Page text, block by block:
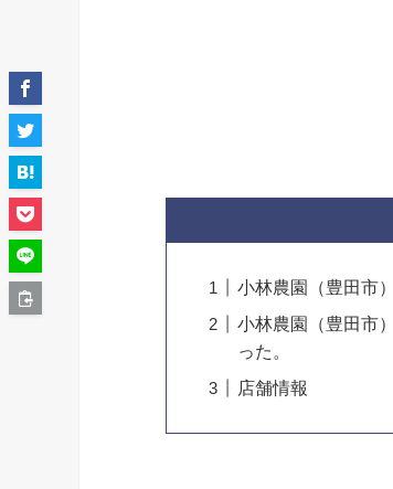
小林農園（豊田市
小林農園（豊田市
った。
店舗情報